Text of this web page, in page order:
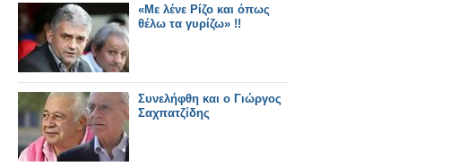
«Με λένε Ρίζο και όπως
θέλω τα γυρίζω» !!
Συνελήφθη και ο Γιώργος
Σαχπατζίδης